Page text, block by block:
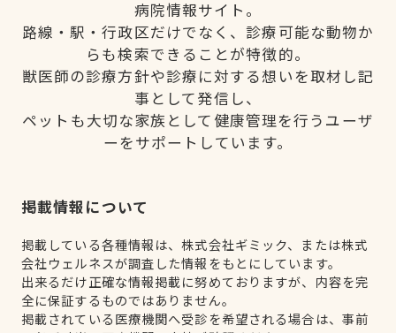
病院情報サイト。
路線・駅・行政区だけでなく、診療可能な動物か
らも検索できることが特徴的。
獣医師の診療方針や診療に対する想いを取材し記
事として発信し、
ペットも大切な家族として健康管理を行うユーザ
ーをサポートしています。
掲載情報について
掲載している各種情報は、株式会社ギミック、または株式
会社ウェルネスが調査した情報をもとにしています。
出来るだけ正確な情報掲載に努めておりますが、内容を完
全に保証するものではありません。
掲載されている医療機関へ受診を希望される場合は、事前